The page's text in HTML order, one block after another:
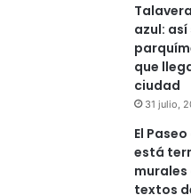
azul:
que
ciudad
31 julio,
El
está
textos